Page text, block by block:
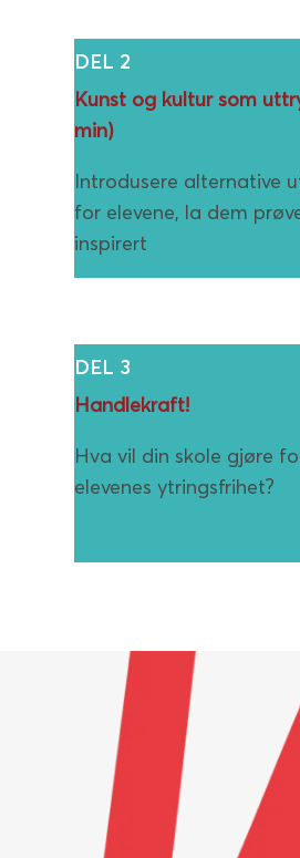
DEL 2
Kunst og kultur som
min)
Introdusere alternative
for elevene, la dem
inspirert
DEL 3
Handlekraft!
Hva vil din skole gjøre
elevenes ytringsfrihet?